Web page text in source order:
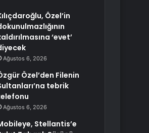
Özel’in
‘evet’
Ağustos 6, 2026
Özel’den Filenin
tebrik
Ağustos 6, 2026
Stellantis’e